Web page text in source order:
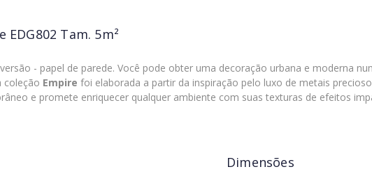
Tam. 5m²
- papel de parede. Você pode obter uma decoração urbana e moderna
coleção Empire foi elaborada a partir da inspiração pelo luxo de metais
e promete enriquecer qualquer ambiente com suas texturas de efeitos
Dimensões